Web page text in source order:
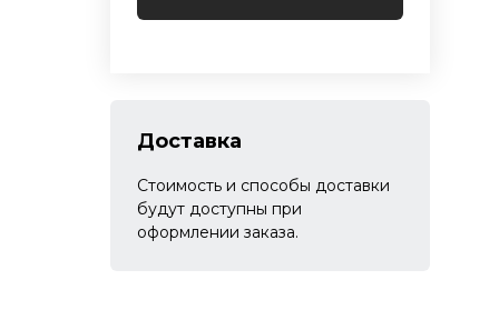
Доставка
Стоимость и способы доставки
будут доступны при
оформлении заказа.